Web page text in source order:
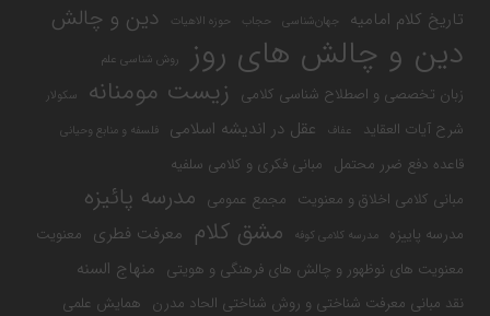
تاریخ کلام امامیه جهان‌شناسی حجاب حوزه الاهیات دین و چالش
دین و چالش های روز روش شناسی علم
زبان تخصصی و اصطلاح شناسی کلامی زیست مومنانه سکولار
شرح آیات العقاید عفاف عقل در اندیشه اسلامی فلسفه و منابع وحیانی
قاعده دفع ضرر محتمل مبانی فکری و کلامی سلفیه
مبانی کلامی اخلاق و معنویت مجمع عمومی مدرسه پائیزه
مدرسه پاییزه مدرسه کلامی کوفه مشق کلام معرفت فطری معنویت
معنویت های نوظهور و چالش های فرهنگی و هویتی منهاج السنه
نقد مبانی معرفت شناختی و روش شناختی الحاد مدرن همایش علمی